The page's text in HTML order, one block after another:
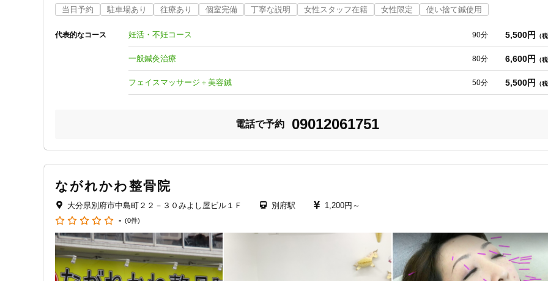
不妊治療をメインにしておりますが、一般治療から美容まで幅広く行なっております。
１日３名までしかご予約を承りませんので、ゆっくりと治療を受けられます。
2021年まで東京都内の鍼灸接骨院にて治療をしてました。
多い時には1日100人以上の患者さんが来院される治療院にて、色々な症状を診てまいりました。
担当した患者さんの症状
その他（五十肩、神経痛、めまい、耳鳴り、ガングリオン、骨折、スポーツ外傷、頸椎・腰椎症など）
また、私の自宅を施術所として一部開放しております。
自分の家だと気を使ってしまって落ち着けない方、気分を変えたいので、自宅ではないとこをで施術を受けたいという方、ぜひご利用
ださい。
⚪︎営業日時について
37歳で選択的シングルマザーとして、現在子育て中です。
子供の都合で、休診や予約の変更をお願いする場合がありますが、ご容赦ください。
当日予約
駐車場あり 往療あり 個室完備 丁寧な説明 女性スタッフ在籍 女性限定 使い捨て鍼使用
代表的なコース 妊活・不妊コース 90分 5,500円 （
一般鍼灸治療 80分 6,600円 （
フェイスマッサージ＋美容鍼 50分 5,500円 （
電話で予約 09012061751
ながれかわ整骨院
大分県別府市中島町２２－３０みよし屋ビル１Ｆ 別府駅
1,200円～
- (0件)